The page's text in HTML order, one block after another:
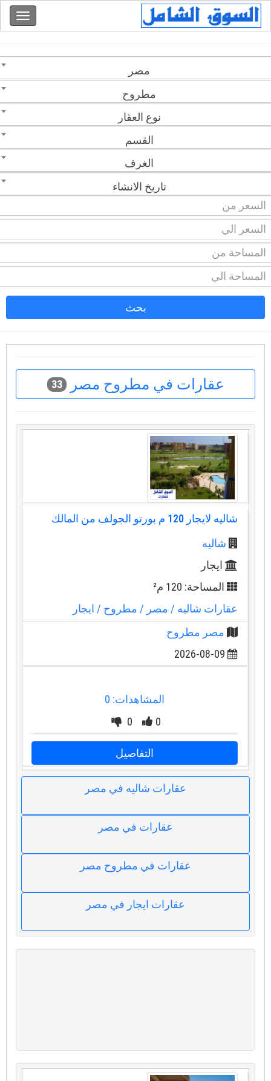
مصر
مطروح
نوع العقار
القسم
الغرف
تاريخ الانشاء
بحث
عقارات في مطروح مصر 33
شاليه لايجار 120 م بورتو الجولف من المالك
شاليه
ايجار
المساحة: 120 م²
عقارات شاليه/ مصر / مطروح/ ايجار
مصر مطروح
2026-08-09
المشاهدات: 0
0
0
التفاصيل
عقارات شاليه في مصر
عقارات في مصر
عقارات في مطروح مصر
عقارات ايجار في مصر